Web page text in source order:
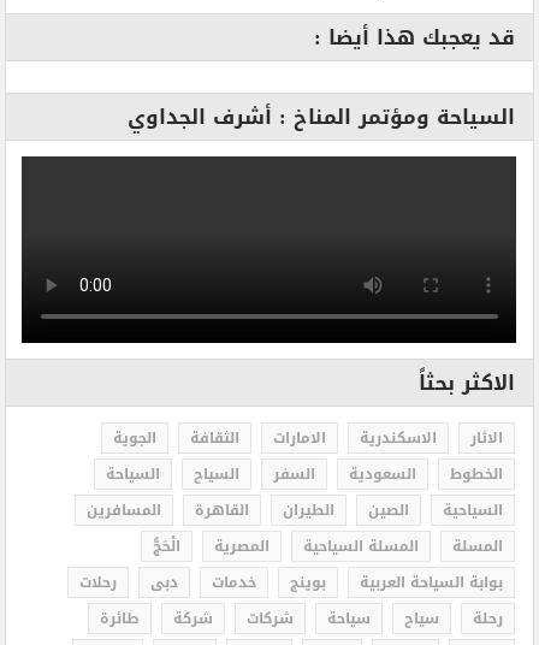
قد يعجبك هذا أيضا :
السياحة ومؤتمر المناخ : أشرف الجداوي
الاكثر بحثاً
الاثار الاسكندرية الامارات الثقافة
الجوية
الخطوط
السعودية السفر السياح
السياحة
السياحية
الصين الطيران القاهرة
المسافرين
المسلة
المسلة السياحية المصرية
الْحَجُّ
بوابة السياحة العربية
بوينج خدمات دبى
رحلات
رحلة
سياح سياحة شركات شركة
طائرة